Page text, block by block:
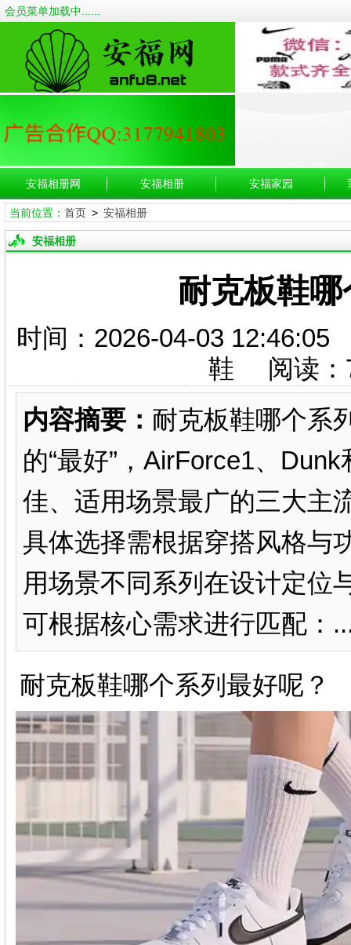
会员菜单加载中......
安福相册网 安福相册 安福家园
当前位置： 首页> 安福相册
安福相册
耐克板鞋
时间：2026-04-03
鞋 阅读：
内容摘要： 耐克板鞋哪个系
的“最好”，‌AirForce1、
佳、适用场景最广的三大主
具体选择需根据穿搭风格与
用场景不同系列在设计定位
可根据核心需求进行匹配：
耐克板鞋哪个系列最好呢？